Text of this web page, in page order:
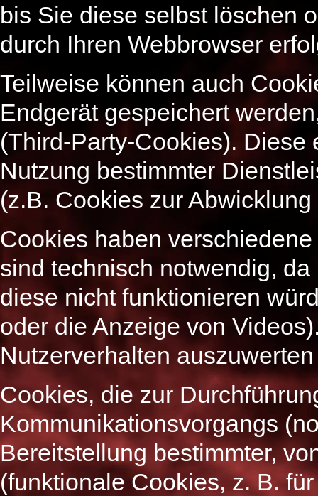
bis Sie diese selbst löschen
durch Ihren Webbrowser
Teilweise können auch
Endgerät gespeichert
(Third-Party-Cookies).
Nutzung bestimmter
(z.B. Cookies zur
Cookies haben
sind technisch notwendig,
diese nicht funktionieren
oder die Anzeige von
Nutzerverhalten
Cookies, die zur
Kommunikationsvorgangs
Bereitstellung bestimmter,
(funktionale Cookies, z. B.